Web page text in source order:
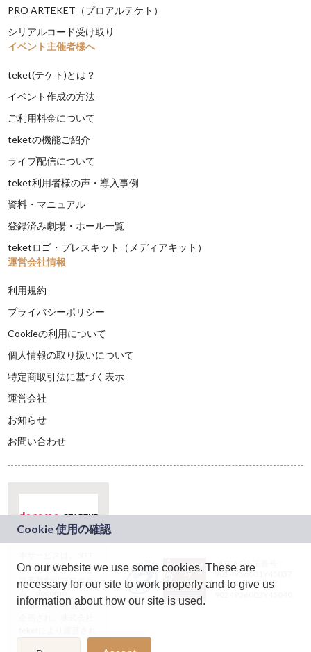
PRO ARTEKET（プロアルテケト）
シリアルコード受け取り
イベント主催者様へ
teket(テケト)とは？
イベント作成の方法
ご利用料金について
teketの機能ご紹介
ライブ配信について
teket利用者様の声・導入事例
資料・マニュアル
登録済み劇場・ホール一覧
teketロゴ・プレスキット（メディアキット）
運営会社情報
利用規約
プライバシーポリシー
Cookieの利用について
個人情報の取り扱いについて
特定商取引法に基づく表示
運営会社
お知らせ
お問い合わせ
ドコモグループの新
規事業創出プログラ
ム「docomo
STARTUP」を通じて
JASRAC許諾番号：
9024936001Y45037
JASRAC許諾番号：
On our website we use some cookies. These are
necessary for our site to work properly and to give us
information about how our site is used.